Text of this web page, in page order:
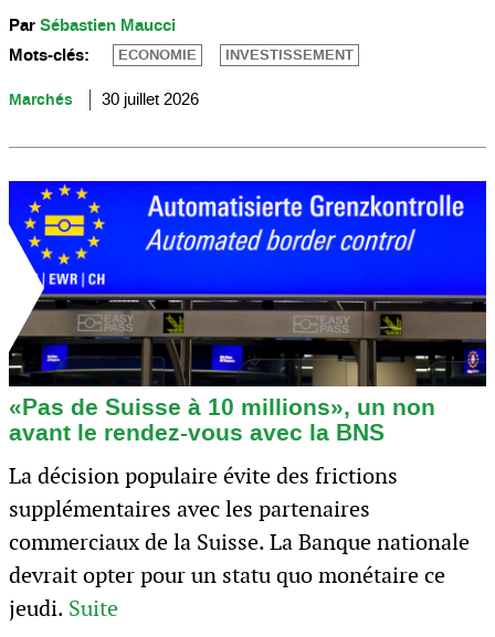
ParSébastien Maucci
Mots-clés:
ECONOMIE INVESTISSEMENT
Marchés 30 juillet 2026
«Pas de Suisse à 10 millions», un non
avant le rendez-vous avec la BNS
La décision populaire évite des frictions
supplémentaires avec les partenaires
commerciaux de la Suisse. La Banque nationale
devrait opter pour un statu quo monétaire ce
jeudi. Suite